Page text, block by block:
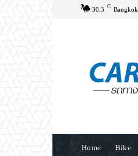
30.3 C Bangkok
Home Bike